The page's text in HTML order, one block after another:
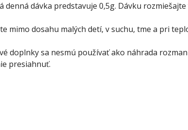
denná dávka predstavuje 0,5g. Dávku
mimo dosahu malých detí, v suchu, tme a pri
doplnky sa nesmú používať ako náhrada
presiahnuť.